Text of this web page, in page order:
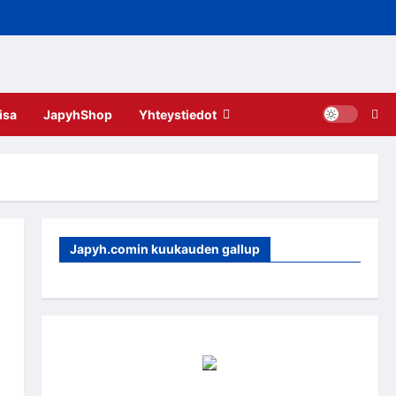
JapyhShop Yhteystiedot
Japyh.comin kuukauden gallup